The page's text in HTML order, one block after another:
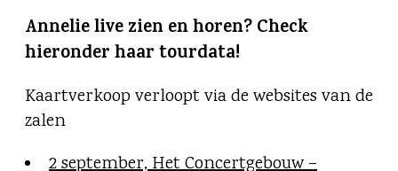
Annelie live zien en horen? Check
hieronder haar tourdata!
Kaartverkoop verloopt via de websites van de
zalen
2 september, Het Concertgebouw –